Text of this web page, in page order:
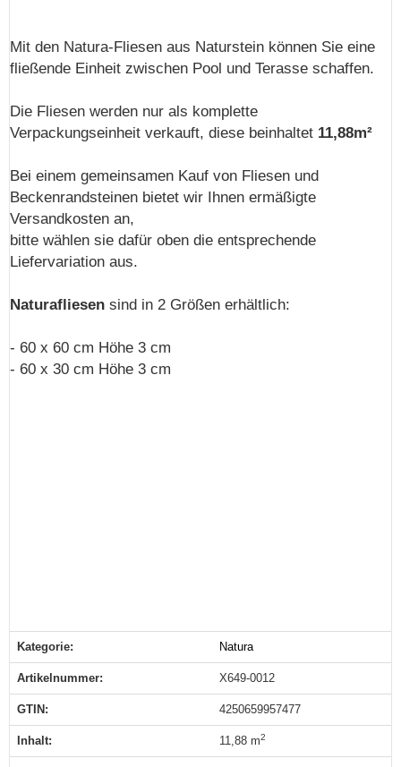
Mit den Natura-Fliesen aus Naturstein können Sie eine
fließende Einheit zwischen Pool und Terasse schaffen.
Die Fliesen werden nur als komplette
Verpackungseinheit verkauft, diese beinhaltet 11,88m²
Bei einem gemeinsamen Kauf von Fliesen und
Beckenrandsteinen bietet wir Ihnen ermäßigte
Versandkosten an,
bitte wählen sie dafür oben die entsprechende
Liefervariation aus.
Naturafliesen sind in 2 Größen erhältlich:
- 60 x 60 cm Höhe 3 cm
- 60 x 30 cm Höhe 3 cm
Produkteigenschaft
Wert
Kategorie: Natura
Artikelnummer: X649-0012
GTIN: 4250659957477
Inhalt‍: 11,88 m2